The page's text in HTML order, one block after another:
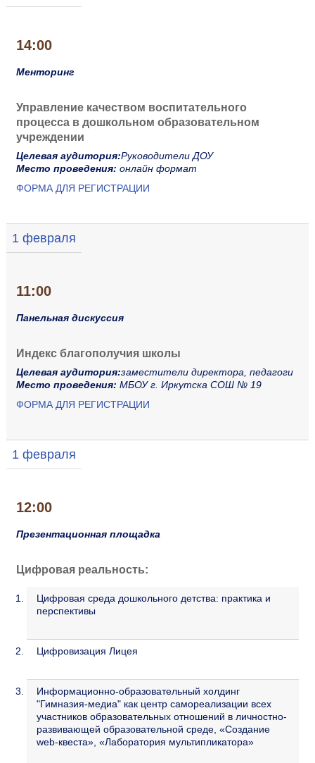
14:00
Менторинг
Управление качеством воспитательного
процесса в дошкольном образовательном
учреждении
Целевая аудитория:Руководители ДОУ
Место проведения: онлайн формат
ФОРМА ДЛЯ РЕГИСТРАЦИИ
1 февраля
11:00
Панельная дискуссия
Индекс благополучия школы
Целевая аудитория:заместители директора, педагоги
Место проведения: МБОУ г. Иркутска СОШ № 19
ФОРМА ДЛЯ РЕГИСТРАЦИИ
1 февраля
12:00
Презентационная площадка
Цифровая реальность:
Цифровая среда дошкольного детства: практика и
перспективы
Цифровизация Лицея
Информационно-образовательный холдинг
"Гимназия-медиа" как центр самореализации всех
участников образовательных отношений в личностно-
развивающей образовательной среде, «Создание
web-квеста», «Лаборатория мультипликатора»